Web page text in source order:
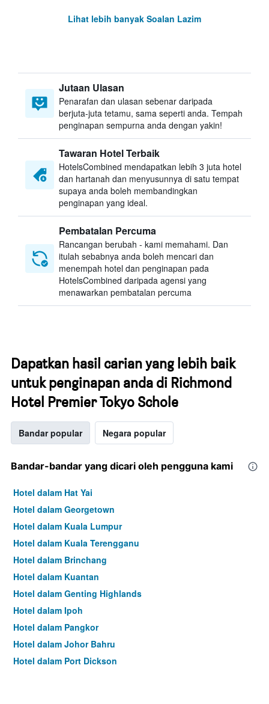
Lihat lebih banyak Soalan Lazim
Jutaan Ulasan
Penarafan dan ulasan sebenar daripada
berjuta-juta tetamu, sama seperti anda. Tempah
penginapan sempurna anda dengan yakin!
Tawaran Hotel Terbaik
HotelsCombined mendapatkan lebih 3 juta hotel
dan hartanah dan menyusunnya di satu tempat
supaya anda boleh membandingkan
penginapan yang ideal.
Pembatalan Percuma
Rancangan berubah - kami memahami. Dan
itulah sebabnya anda boleh mencari dan
menempah hotel dan penginapan pada
HotelsCombined daripada agensi yang
menawarkan pembatalan percuma
Dapatkan hasil carian yang lebih baik
untuk penginapan anda di Richmond
Hotel Premier Tokyo Schole
Bandar popular Negara popular
Bandar-bandar yang dicari oleh pengguna kami
Hotel dalam Hat Yai
Hotel dalam Georgetown
Hotel dalam Kuala Lumpur
Hotel dalam Kuala Terengganu
Hotel dalam Brinchang
Hotel dalam Kuantan
Hotel dalam Genting Highlands
Hotel dalam Ipoh
Hotel dalam Pangkor
Hotel dalam Johor Bahru
Hotel dalam Port Dickson